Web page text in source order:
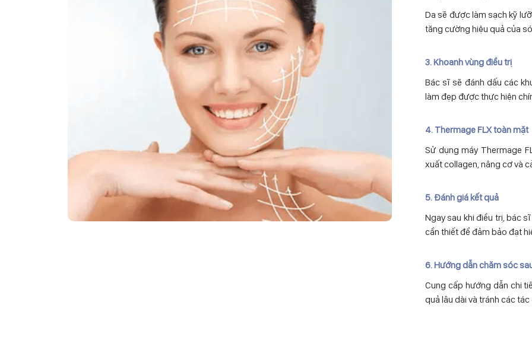
Da sẽ được làm sạch kỹ
tăng cường hiệu quả của
3. Khoanh vùng điều trị
Bác sĩ sẽ đánh dấu các
làm đẹp được thực hiện
4. Thermage FLX toàn mặt
Sử dụng máy Thermage
xuất collagen, nâng cơ và
5. Đánh giá kết quả
Ngay sau khi điều trị, bác
cần thiết để đảm bảo đạt
6. Hướng dẫn chăm sóc
Cung cấp hướng dẫn chi
quả lâu dài và tránh các